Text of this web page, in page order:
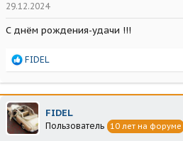
29.12.2024
С днём рождения-удачи !!!
Р
а
к
ц
и
и
FIDEL
FIDEL
Пользователь 10 лет на форуме